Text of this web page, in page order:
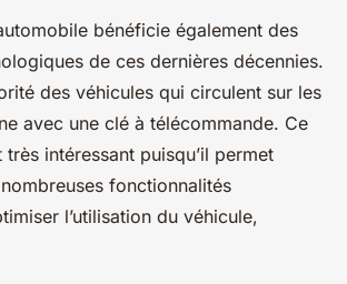
bénéficie également des
de ces dernières décennies.
des véhicules qui circulent sur les
avec une clé à télécommande. Ce
intéressant puisqu’il permet
fonctionnalités
l’utilisation du véhicule,